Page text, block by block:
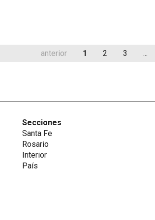
anterior 1 2 3 ...
Secciones
Santa Fe
Rosario
Interior
País